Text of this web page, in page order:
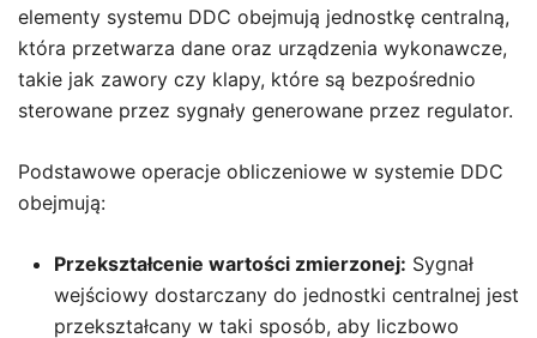
elementy systemu DDC obejmują jednostkę centralną,
która przetwarza dane oraz urządzenia wykonawcze,
takie jak zawory czy klapy, które są bezpośrednio
sterowane przez sygnały generowane przez regulator.
Podstawowe operacje obliczeniowe w systemie DDC
obejmują:
Przekształcenie wartości zmierzonej: Sygnał
wejściowy dostarczany do jednostki centralnej jest
przekształcany w taki sposób, aby liczbowo